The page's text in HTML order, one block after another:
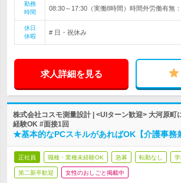
勤務
時間
08:30～17:30（実働8時間）時間外労働有無
休日
休暇
# 日・祝休み
求人詳細を見る
株式会社コスモ測量設計 | <UIターン歓迎> 大河原町
経験OK #面接1回
★基本的なPCスキルがあればOK【介護事務
正社員 職種・業種未経験OK 急募 転勤なし
第二新卒歓迎 女性のおしごと掲載中